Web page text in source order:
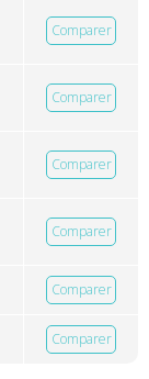
Comparer
Comparer
Comparer
Comparer
Comparer
Comparer